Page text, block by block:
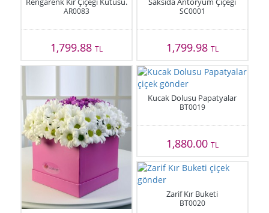
AR0083
1,799.88TL
SC0001
1,799.98 TL
Kucak Dolusu Papatyalar
BT0019
1,880.00 TL
Zarif Kır Buketi
BT0020